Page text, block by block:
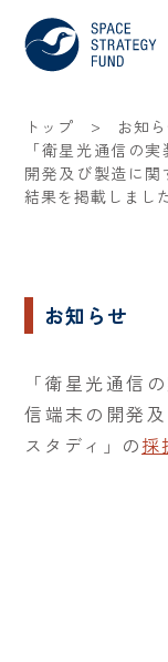
トップ > お知
「衛星光通信の
開発及び製造に
結果を掲載しまし
お知らせ
「衛星光通信
信端末の開発
スタディ」の採